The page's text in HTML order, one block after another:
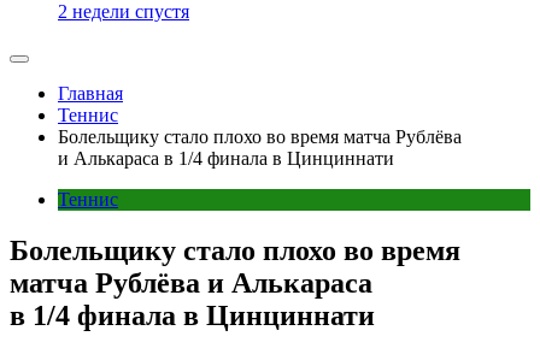
2 недели спустя
Главная
Теннис
Болельщику стало плохо во время матча Рублёва
и Алькараса в 1/4 финала в Цинциннати
Теннис
Болельщику стало плохо во время
матча Рублёва и Алькараса
в 1/4 финала в Цинциннати